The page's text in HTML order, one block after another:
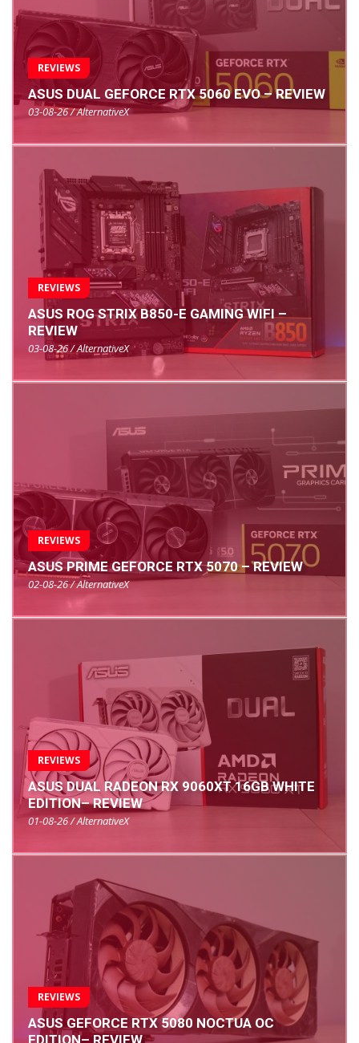
REVIEWS
ASUS DUAL GEFORCE RTX 5060 EVO – REVIEW
03-08-26 / AlternativeX
REVIEWS
ASUS ROG STRIX B850-E GAMING WIFI –
REVIEW
03-08-26 / AlternativeX
REVIEWS
ASUS PRIME GEFORCE RTX 5070 – REVIEW
02-08-26 / AlternativeX
REVIEWS
ASUS DUAL RADEON RX 9060XT 16GB WHITE
EDITION– REVIEW
01-08-26 / AlternativeX
REVIEWS
ASUS GEFORCE RTX 5080 NOCTUA OC
EDITION– REVIEW